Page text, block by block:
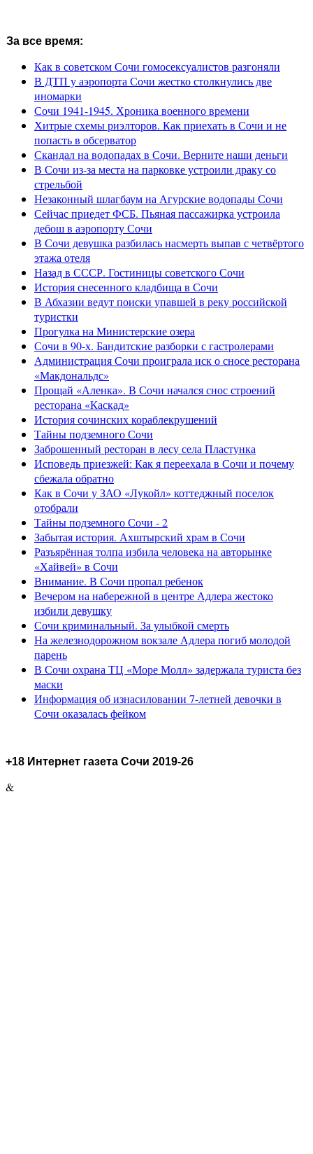
За все время:
Как в советском Сочи гомосексуалистов разгоняли
В ДТП у аэропорта Сочи жестко столкнулись две
иномарки
Сочи 1941-1945. Хроника военного времени
Хитрые схемы риэлторов. Как приехать в Сочи и не
попасть в обсерватор
Скандал на водопадах в Сочи. Верните наши деньги
В Сочи из-за места на парковке устроили драку со
стрельбой
Незаконный шлагбаум на Агурские водопады Сочи
Сейчас приедет ФСБ. Пьяная пассажирка устроила
дебош в аэропорту Сочи
В Сочи девушка разбилась насмерть выпав с четвёртого
этажа отеля
Назад в СССР. Гостиницы советского Сочи
История снесенного кладбища в Сочи
В Абхазии ведут поиски упавшей в реку российской
туристки
Прогулка на Министерские озера
Сочи в 90-х. Бандитские разборки с гастролерами
Администрация Сочи проиграла иск о сносе ресторана
«Макдональдс»
Прощай «Аленка». В Сочи начался снос строений
ресторана «Каскад»
История сочинских кораблекрушений
Тайны подземного Сочи
Заброшенный ресторан в лесу села Пластунка
Исповедь приезжей: Как я переехала в Сочи и почему
сбежала обратно
Как в Сочи у ЗАО «Лукойл» коттеджный поселок
отобрали
Тайны подземного Сочи - 2
Забытая история. Ахштырский храм в Сочи
Разъярённая толпа избила человека на авторынке
«Хайвей» в Сочи
Внимание. В Сочи пропал ребенок
Вечером на набережной в центре Адлера жестоко
избили девушку
Сочи криминальный. За улыбкой смерть
На железнодорожном вокзале Адлера погиб молодой
парень
В Сочи охрана ТЦ «Море Молл» задержала туриста без
маски
Информация об изнасиловании 7-летней девочки в
Сочи оказалась фейком
+18 Интернет газета Сочи 2019-26
&